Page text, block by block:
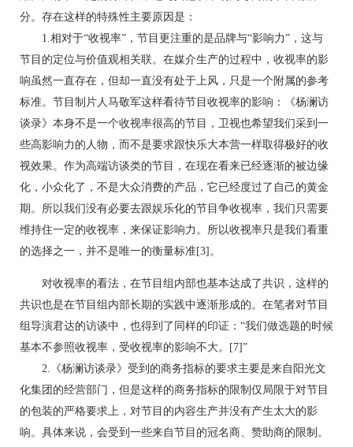
分。存在这样的特殊性主要原因是：
1.相对于“收视率”，节目更注重的是品牌与“影响力”，这与
节目的定位与价值观相关联。在媒介生产的过程中，收视率的影
响虽然一直存在，但却一直没有处于上风，只是一个附属的参考
标准。节目制片人马敬军这样看待节目收视率的影响：《杨澜访
谈录》本身不是一个收视率很高的节目，卫视也希望我们采到一
些高影响力的人物，而不是要求跟快乐大本营一样取得极好的收
视效果。作为高端访谈类的节目，在现在看来已经逐渐的被边缘
化，小众化了，不是大众消费的产品，它已经度过了自己的黄金
期。所以我们没有必要去跟娱乐化的节目争收视率，我们只需要
维持住一定的收视率，来保证影响力。所以收视率只是我们看重
的选择之一，并不是唯一的衡量标准[3]。
对收视率的看法，在节目组内部也基本达成了共识，这样的
共识也是在节目组内部长期的实践中逐渐形成的。在笔者对节目
组导演君达的访谈中，也得到了同样的印证：“我们做选题的时候
基本不参照收视率，受收视率的影响不大。[7]”
2.《杨澜访谈录》受到的商务指标的要求主要是来自阳光文
化集团的经营部门，但是这样的商务指标的限制仅局限于对节目
的包装的严格要求上，对节目的内容生产并没有产生太大的影
响。具体来说，会受到一些来自节目的冠名商、赞助商的限制。